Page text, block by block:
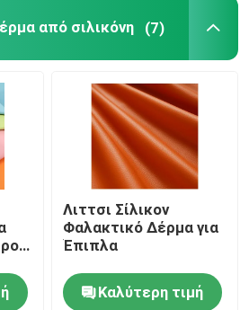
από σιλικόνη (7)
Λιττσι Σίλικον
Φαλακτικό Δέρμα για
Έπιπλα
Καλύτερη τιμή